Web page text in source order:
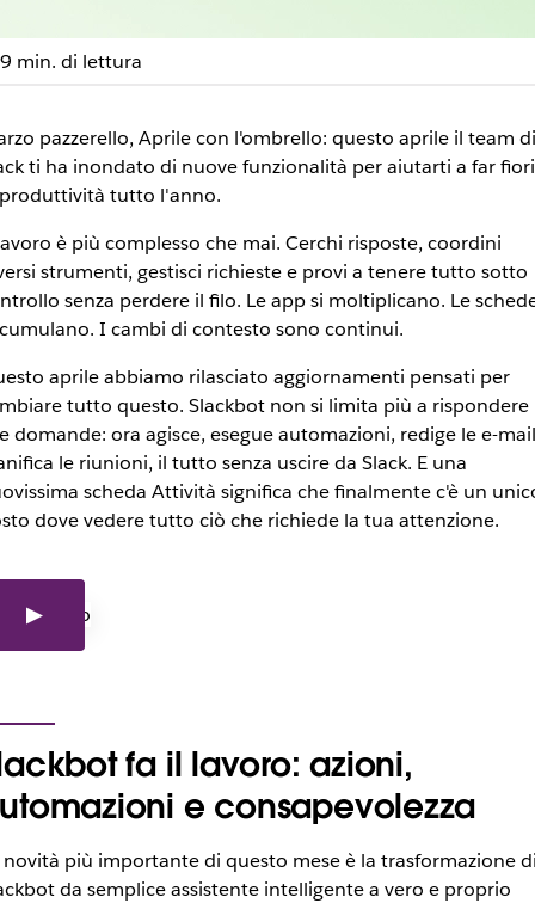
pioggia di “Fatto”
9 min. di lettura
pazzerello, Aprile con l'ombrello: questo aprile il team di
ti ha inondato di nuove funzionalità per aiutarti a far
tutto l'anno.
è più complesso che mai. Cerchi risposte, coordini
strumenti, gestisci richieste e provi a tenere tutto sotto
senza perdere il filo. Le app si moltiplicano. Le
I cambi di contesto sono continui.
aprile abbiamo rilasciato aggiornamenti pensati per
tutto questo. Slackbot non si limita più a rispondere
domande: ora agisce, esegue automazioni, redige le e-
le riunioni, il tutto senza uscire da Slack. E una
scheda Attività significa che finalmente c'è un
dove vedere tutto ciò che richiede la tua attenzione.
fa il lavoro: azioni,
e consapevolezza
novità più importante di questo mese è la trasformazione
da semplice assistente intelligente a vero e proprio